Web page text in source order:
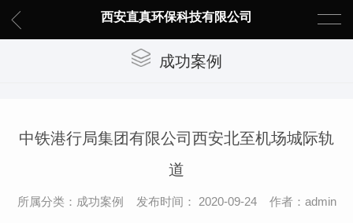
西安直真环保科技有限公司
成功案例
中铁港行局集团有限公司西安北至机场城际轨
道
所属分类：成功案例 发布时间： 2020-09-24 作者：admin